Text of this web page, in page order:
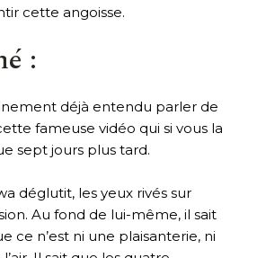
cette angoisse.
:
déjà entendu parler de
fameuse vidéo qui si vous la
sept jours plus tard.
déglutit, les yeux rivés sur
Au fond de lui-même, il sait
ce n’est ni une plaisanterie, ni